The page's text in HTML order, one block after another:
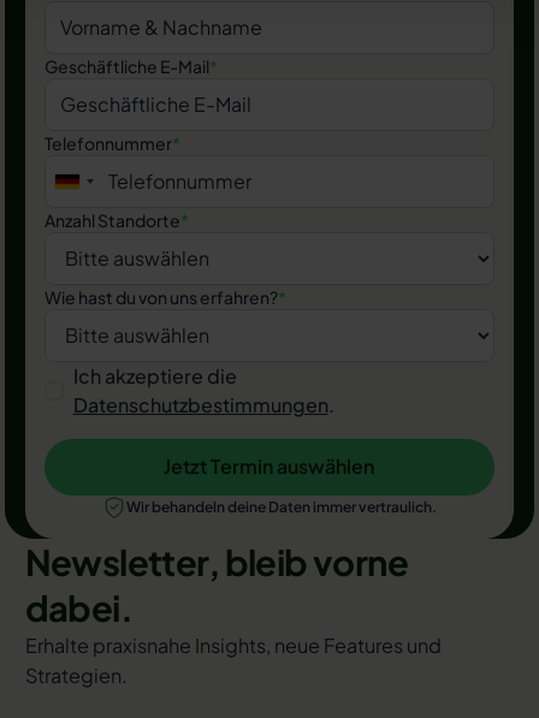
Geschäftliche E-Mail*
Telefonnummer*
Anzahl Standorte*
Wie hast du von uns erfahren?*
Ich akzeptiere die
Datenschutzbestimmungen.
Jetzt Termin auswählen
Jetzt Termin auswählen
Wir behandeln deine Daten immer vertraulich.
Newsletter, bleib vorne
dabei.
Erhalte praxisnahe Insights, neue Features und
Strategien.